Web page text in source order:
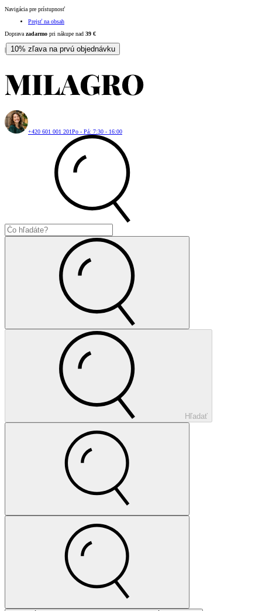
Navigácia pre prístupnosť
Prejsť na obsah
Doprava zadarmo pri nákupe nad 39 €
| 10% zľava na prvú objednávku
+420 601 001 201Po - Pá: 7:30 - 16:00
Hľadať